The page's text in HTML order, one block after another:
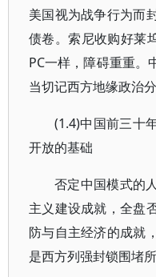
美国视为战争行为而
债卷。索尼收购好莱
PC一样，障碍重重。
当切记西方地缘政治
(1.4)中国前三十
开放的基础
否定中国模式的
主义建设成就，全盘
防与自主经济的成就
是西方列强封锁围堵